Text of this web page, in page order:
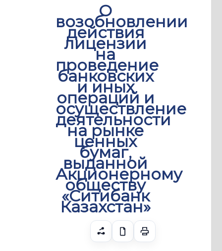
О
возобновлении
действия
лицензии
на
проведение
банковских
и иных
операций и
осуществление
деятельности
на рынке
ценных
бумаг,
выданной
Акционерному
обществу
«Ситибанк
Казахстан»